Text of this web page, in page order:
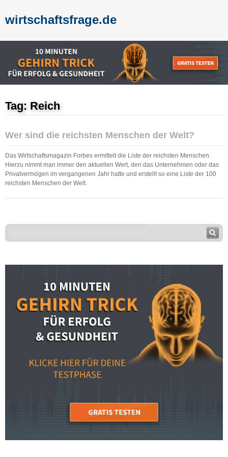
wirtschaftsfrage.de
Tag: Reich
Wer sind die reichsten Menschen der Welt?
Das Wirtschaftsmagazin Forbes ermittelt die Liste der reichsten Menschen.
Hierzu nimmt man immer den aktuellen Wert, den das Unternehmen oder das
Privatvermögen im vergangenen Jahr hatte und erstellt so eine Liste der 100
reichsten Menschen der Welt.